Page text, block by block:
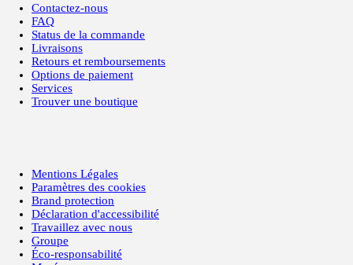
Contactez-nous
FAQ
Status de la commande
Livraisons
Retours et remboursements
Options de paiement
Services
Trouver une boutique
Mentions Légales
Paramètres des cookies
Brand protection
Déclaration d'accessibilité
Travaillez avec nous
Groupe
Éco-responsabilité